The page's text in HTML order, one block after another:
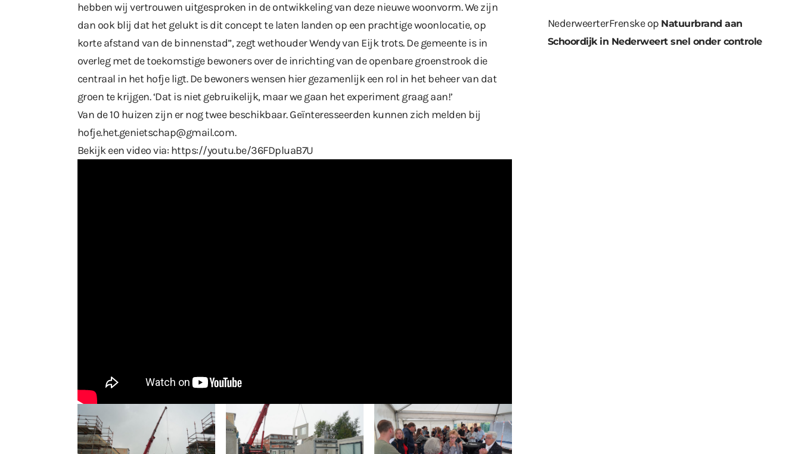
hebben wij vertrouwen uitgesproken in de ontwikkeling van deze nieuwe woonvorm. We zijn
dan ook blij dat het gelukt is dit concept te laten landen op een prachtige woonlocatie, op
korte afstand van de binnenstad”, zegt wethouder Wendy van Eijk trots. De gemeente is in
overleg met de toekomstige bewoners over de inrichting van de openbare groenstrook die
centraal in het hofje ligt. De bewoners wensen hier gezamenlijk een rol in het beheer van dat
groen te krijgen. ‘Dat is niet gebruikelijk, maar we gaan het experiment graag aan!’
Van de 10 huizen zijn er nog twee beschikbaar. Geïnteresseerden kunnen zich melden bij
hofje.het.genietschap@gmail.com.
Bekijk een video via: https://youtu.be/36FDpluaB7U
NederweerterFrenskeop Natuurbrand aan
Schoordijk in Nederweert snel onder controle